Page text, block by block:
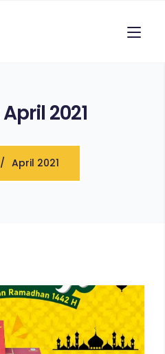
April 2021
April 2021